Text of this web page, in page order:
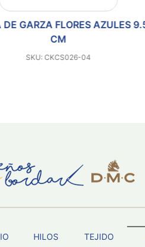
GARZA FLORES AZULES 9.5
CM
SKU: CKCS026-04
HILOS TEJIDO